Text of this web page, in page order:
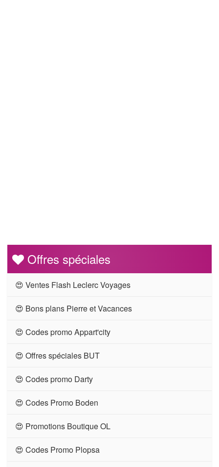
Offres spéciales
😍 Ventes Flash Leclerc Voyages
😍 Bons plans Pierre et Vacances
😍 Codes promo Appart'city
😍 Offres spéciales BUT
😍 Codes promo Darty
😍 Codes Promo Boden
😍 Promotions Boutique OL
😍 Codes Promo Plopsa